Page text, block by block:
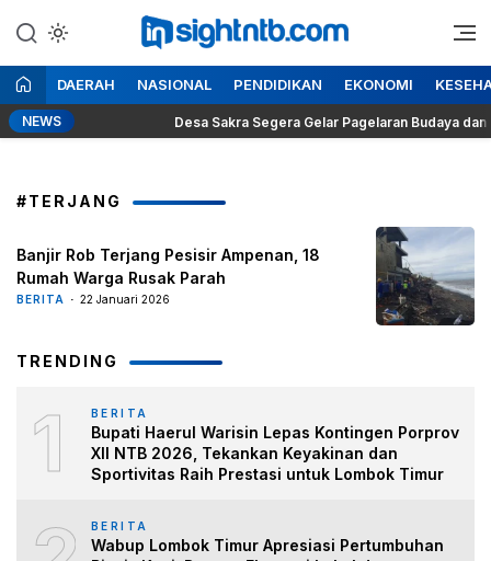
ke
konten
Insight NTB
Berita Seputar NTB
DAERAH NASIONAL PENDIDIKAN EKONOMI
NEWS Desa Sakra Segera Gelar Pagelaran Budaya dan
#TERJANG
Banjir Rob Terjang Pesisir Ampenan, 18
Rumah Warga Rusak Parah
BERITA 22 Januari 2026
TRENDING
1 BERITA
Bupati Haerul Warisin Lepas Kontingen Porprov
XII NTB 2026, Tekankan Keyakinan dan
Sportivitas Raih Prestasi untuk Lombok Timur
BERITA
Wabup Lombok Timur Apresiasi Pertumbuhan